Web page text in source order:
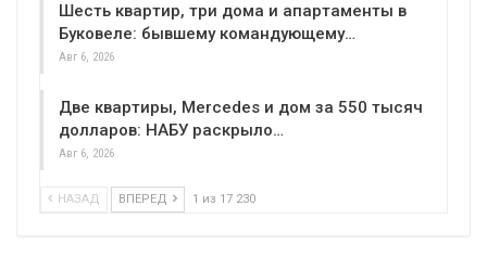
Шесть квартир, три дома и апартаменты в
Буковеле: бывшему командующему…
Авг 6, 2026
Две квартиры, Mercedes и дом за 550 тысяч
долларов: НАБУ раскрыло…
Авг 6, 2026
НАЗАД ВПЕРЕД 1 из 17 230